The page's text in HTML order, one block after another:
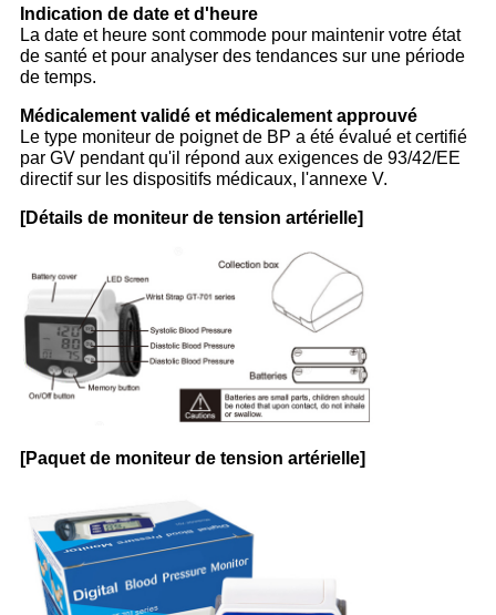
Indication de date et d'heure
La date et heure sont commode pour maintenir votre état
de santé et pour analyser des tendances sur une période
de temps.
Médicalement validé et médicalement approuvé
Le type moniteur de poignet de BP a été évalué et certifié
par GV pendant qu'il répond aux exigences de 93/42/EE
directif sur les dispositifs médicaux, l'annexe V.
[Détails de moniteur de tension artérielle]
[Paquet de moniteur de tension artérielle]